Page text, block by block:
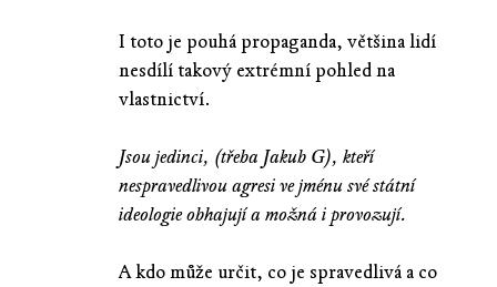
I toto je pouhá propaganda, většina lidí
nesdílí takový extrémní pohled na
vlastnictví.
Jsou jedinci, (třeba Jakub G), kteří
nespravedlivou agresi ve jménu své státní
ideologie obhajují a možná i provozují.
A kdo může určit, co je spravedlivá a co